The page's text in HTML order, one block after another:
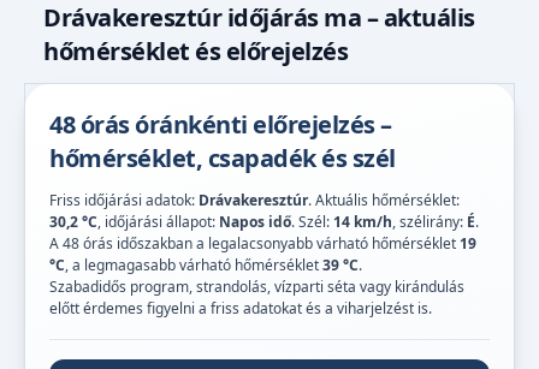
Drávakeresztúr időjárás ma – aktuális
hőmérséklet és előrejelzés
48 órás óránkénti előrejelzés –
hőmérséklet, csapadék és szél
Friss időjárási adatok: Drávakeresztúr. Aktuális hőmérséklet:
30,2 °C, időjárási állapot: Napos idő. Szél: 14 km/h, szélirány: É.
A 48 órás időszakban a legalacsonyabb várható hőmérséklet 19
°C, a legmagasabb várható hőmérséklet39 °C.
Szabadidős program, strandolás, vízparti séta vagy kirándulás
előtt érdemes figyelni a friss adatokat és a viharjelzést is.